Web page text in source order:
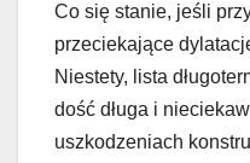
Co się stanie, jeśli
przeciekające
Niestety, lista
dość długa i
uszkodzeniach